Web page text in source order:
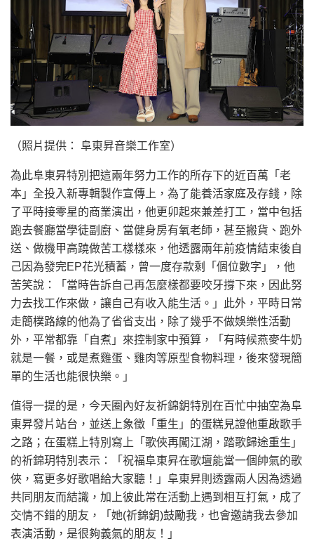
（照片提供： 阜東昇音樂工作室）
為此阜東昇特別把這兩年努力工作的所存下的近百萬「老
本」全投入新專輯製作宣傳上，為了能養活家庭及存錢，除
了平時接零星的商業演出，他更卯起來兼差打工，當中包括
跑去餐廳當學徒副廚、當健身房有氧老師，甚至搬貨、跑外
送、做機甲高蹺做苦工樣樣來，他透露兩年前疫情結束後自
己因為發完EP花光積蓄，曾一度存款剩「個位數字」，他
苦笑說：「當時告訴自己再怎麼樣都要咬牙撐下來，因此努
力去找工作來做，讓自己有收入能生活。」此外，平時日常
走簡樸路線的他為了省省支出，除了幾乎不做娛樂性活動
外，平常都靠「自煮」來控制家中預算，「有時候燕麥牛奶
就是一餐，或是煮雞蛋、雞肉等原型食物料理，後來發現簡
單的生活也能很快樂。」
值得一提的是，今天圈內好友祈錦鈅特別在百忙中抽空為阜
東昇發片站台，並送上象徵「重生」的蛋糕見證他重啟歌手
之路；在蛋糕上特別寫上「歌俠再闖江湖，踏歌歸途重生」
的祈錦玥特別表示：「祝福阜東昇在歌壇能當一個帥氣的歌
俠，寫更多好歌唱給大家聽！」阜東昇則透露兩人因為透過
共同朋友而結識，加上彼此常在活動上遇到相互打氣，成了
交情不錯的朋友，「她(祈錦鈅)鼓勵我，也會邀請我去參加
表演活動，是很夠義氣的朋友！」